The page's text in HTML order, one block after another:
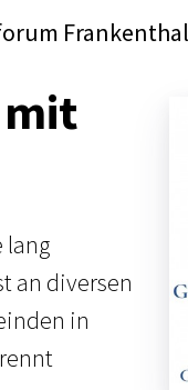
mit
lang
an diversen
in